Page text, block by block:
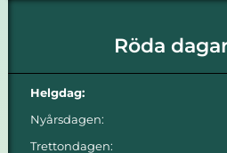
Röda
Helgdag:
Nyårsdagen:
Trettondagen: